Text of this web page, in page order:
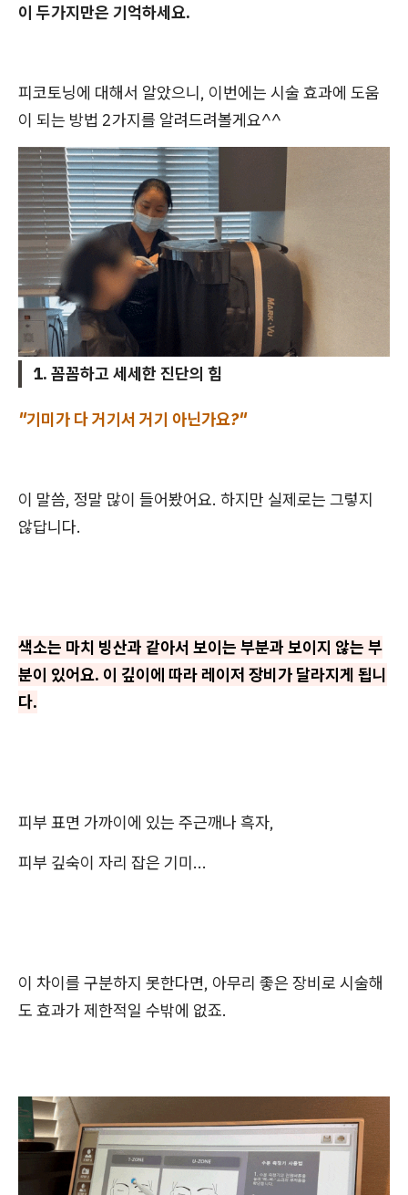
이 두가지만은 기억하세요.
피코토닝에 대해서 알았으니, 이번에는 시술 효과에 도움
이 되는 방법 2가지를 알려드려볼게요^^
1. 꼼꼼하고 세세한 진단의 힘
"기미가 다 거기서 거기 아닌가요?"
이 말씀, 정말 많이 들어봤어요. 하지만 실제로는 그렇지
않답니다.
색소는 마치 빙산과 같아서 보이는 부분과 보이지 않는 부
분이 있어요. 이 깊이에 따라 레이저 장비가 달라지게 됩니
다.
피부 표면 가까이에 있는 주근깨나 흑자,
피부 깊숙이 자리 잡은 기미...
이 차이를 구분하지 못한다면, 아무리 좋은 장비로 시술해
도 효과가 제한적일 수밖에 없죠.